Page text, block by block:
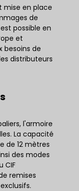
mise en place
de
possible en
et
besoins de
distributeurs
l'armoire
La capacité
de 12 mètres
des modes
CIF
remises